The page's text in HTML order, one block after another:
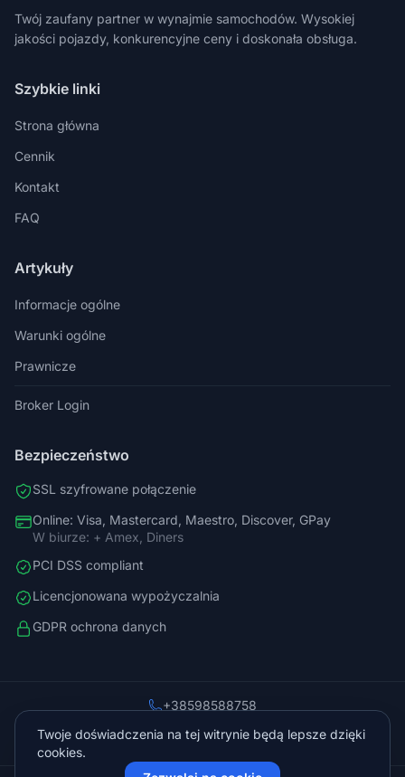
Twój zaufany partner w wynajmie samochodów. Wysokiej
jakości pojazdy, konkurencyjne ceny i doskonała obsługa.
Szybkie linki
Strona główna
Cennik
Kontakt
FAQ
Artykuły
Informacje ogólne
Warunki ogólne
Prawnicze
Broker Login
Bezpieczeństwo
SSL szyfrowane połączenie
Online: Visa, Mastercard, Maestro, Discover, GPay
W biurze: + Amex, Diners
PCI DSS compliant
Licencjonowana wypożyczalnia
GDPR ochrona danych
+38598588758
Planinarski put 9, Veliko Brdo, Makarska
Twoje doświadczenia na tej witrynie będą lepsze dzięki
cookies.